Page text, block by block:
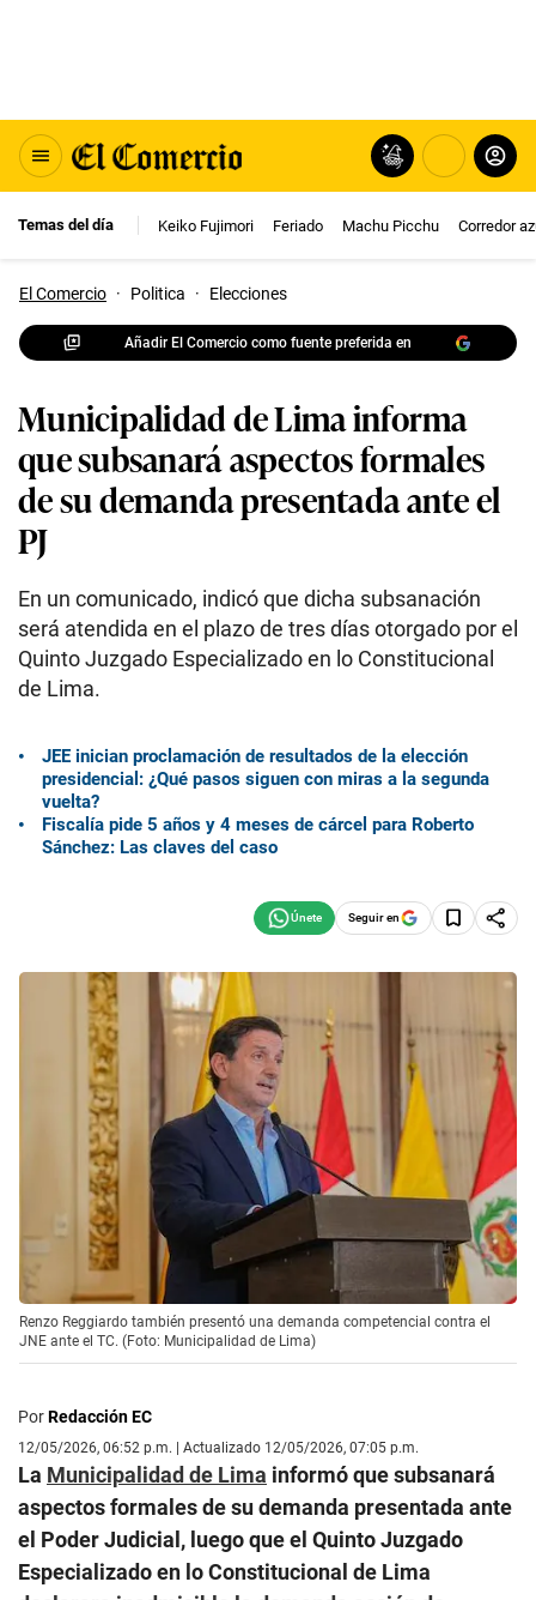
Temas del día Keiko Fujimori Feriado Machu Picchu Corredor
El Comercio · Politica · Elecciones
Añadir El Comercio como fuente preferida en
Municipalidad de Lima informa
que subsanará aspectos formales
de su demanda presentada ante el
PJ
En un comunicado, indicó que dicha subsanación
será atendida en el plazo de tres días otorgado por el
Quinto Juzgado Especializado en lo Constitucional
de Lima.
JEE inician proclamación de resultados de la elección
presidencial: ¿Qué pasos siguen con miras a la segunda
vuelta?
Fiscalía pide 5 años y 4 meses de cárcel para Roberto
Sánchez: Las claves del caso
Seguir en
Renzo Reggiardo también presentó una demanda competencial contra el
JNE ante el TC. (Foto: Municipalidad de Lima)
PorRedacción EC
12/05/2026, 06:52 p.m. | Actualizado 12/05/2026, 07:05 p.m.
La Municipalidad de Lima informó que subsanará
aspectos formales de su demanda presentada ante
el Poder Judicial, luego que el Quinto Juzgado
Especializado en lo Constitucional de Lima